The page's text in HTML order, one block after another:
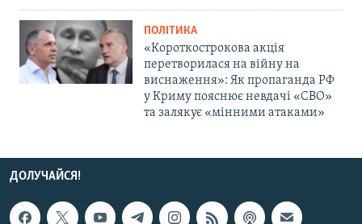
ПОЛІТИКА
«Короткострокова акція
перетворилася на війну на
виснаження»: Як пропаганда РФ
у Криму пояснює невдачі «СВО»
та залякує «мінними атаками»
ДОЛУЧАЙСЯ!